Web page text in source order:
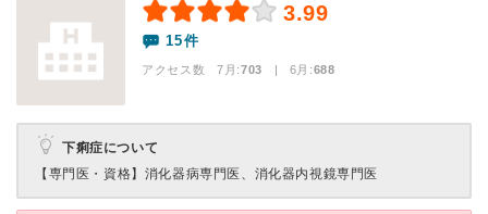
3.99
15件
アクセス数 7月:703 | 6月:688
下痢症について
【専門医・資格】 消化器病専門医、消化器内視鏡専門医